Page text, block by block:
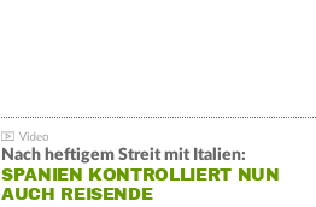
Nach heftigem Streit mit Italien:
SPANIEN KONTROLLIERT NUN
AUCH REISENDE